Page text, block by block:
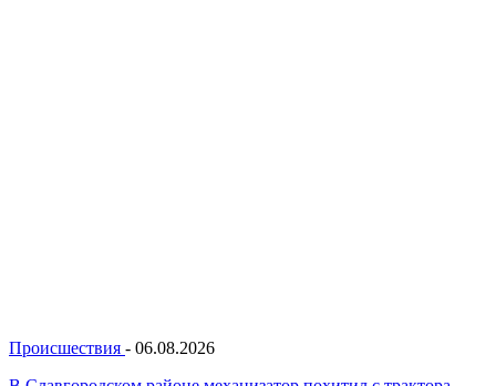
Происшествия - 06.08.2026